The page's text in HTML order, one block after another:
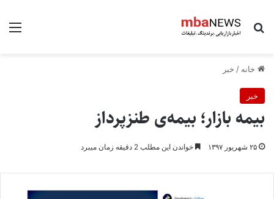
جستجو برای
خانه / خبر
خبر
بیمه‌ بازار؛ بیمه‌ی طنزپرداز
۲۵ شهریور ۱۳۹۷ خواندن این مطلب 2 دقیقه زمان میبرد